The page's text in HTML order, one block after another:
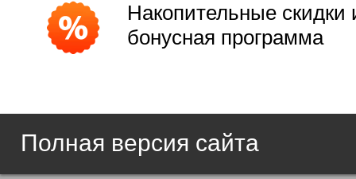
Накопительные скидки
бонусная программа
Полная версия сайта